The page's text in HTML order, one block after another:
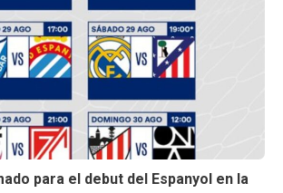
para el debut del Espanyol en la